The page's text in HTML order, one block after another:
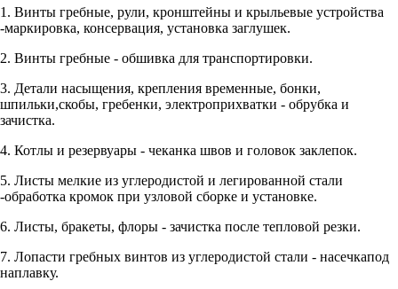
1. Винты гребные, рули, кронштейны и крыльевые устройства
-маркировка, консервация, установка заглушек.
2. Винты гребные - обшивка для транспортировки.
3. Детали насыщения, крепления временные, бонки,
шпильки,скобы, гребенки, электроприхватки - обрубка и
зачистка.
4. Котлы и резервуары - чеканка швов и головок заклепок.
5. Листы мелкие из углеродистой и легированной стали
-обработка кромок при узловой сборке и установке.
6. Листы, бракеты, флоры - зачистка после тепловой резки.
7. Лопасти гребных винтов из углеродистой стали - насечкапод
наплавку.